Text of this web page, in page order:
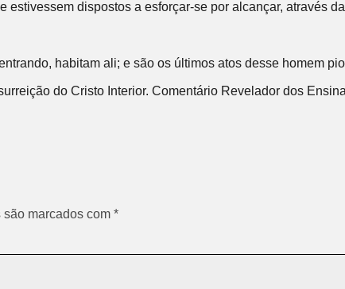
dispostos a esforçar-se por alcançar, através
habitam ali; e são os últimos atos desse homem
do Cristo Interior. Comentário Revelador dos
marcados com *